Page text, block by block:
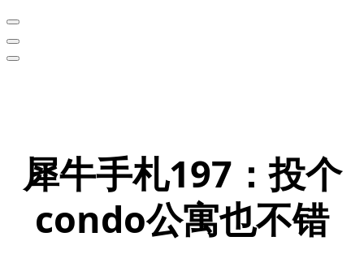
犀牛手札197：投个
condo公寓也不错